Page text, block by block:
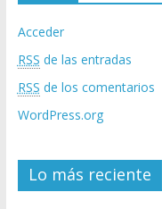
Acceder
RSS de las entradas
RSS de los comentarios
WordPress.org
Lo más reciente